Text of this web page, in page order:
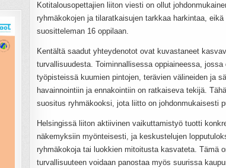
Kotitalousopettajien liiton viesti on ollut
ryhmäkokojen ja tilaratkaisujen tarkkaa harkintaa,
suositteleman 16 oppilaan.
Kentältä saadut yhteydenotot ovat kuvastaneet
turvallisuudesta. Toiminnallisessa oppiaineessa,
työpisteissä kuumien pintojen, terävien välineiden ja
havainnointiin ja ennakointiin on ratkaiseva tekijä.
suositus ryhmäkooksi, jota liitto on johdonmukaisesti
Helsingissä liiton aktiivinen vaikuttamistyö tuotti
näkemyksiin myönteisesti, ja keskustelujen
ryhmäkokoja tai luokkien mitoitusta kasvateta. Tämä
turvallisuuteen voidaan panostaa myös suurissa